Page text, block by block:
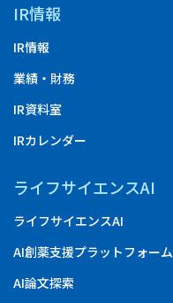
IR情報
IR情報
業績・財務
IR資料室
IRカレンダー
ライフサイエンスAI
ライフサイエンスAI
AI創薬支援プラットフォーム
AI論文探索